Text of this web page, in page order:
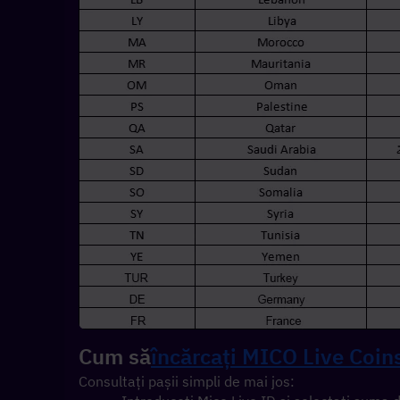
Cum săîncărcați MICO Live
Consultați pașii simpli de mai jos: